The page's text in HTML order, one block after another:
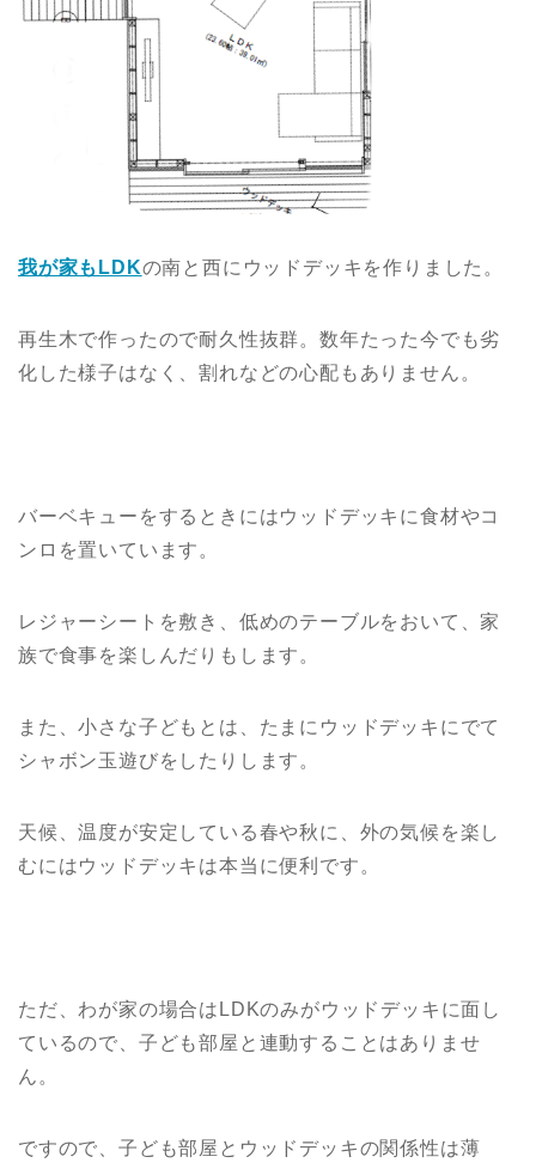
我が家もLDKの南と西にウッドデッキを作りました。
再生木で作ったので耐久性抜群。数年たった今でも劣
化した様子はなく、割れなどの心配もありません。
バーベキューをするときにはウッドデッキに食材やコ
ンロを置いています。
レジャーシートを敷き、低めのテーブルをおいて、家
族で食事を楽しんだりもします。
また、小さな子どもとは、たまにウッドデッキにでて
シャボン玉遊びをしたりします。
天候、温度が安定している春や秋に、外の気候を楽し
むにはウッドデッキは本当に便利です。
ただ、わが家の場合はLDKのみがウッドデッキに面し
ているので、子ども部屋と連動することはありませ
ん。
ですので、子ども部屋とウッドデッキの関係性は薄